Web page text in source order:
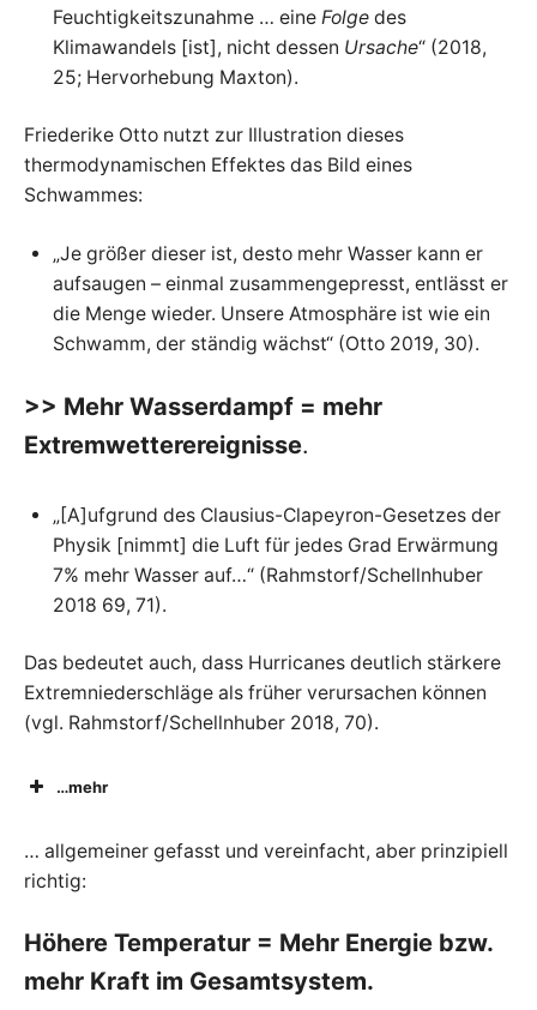
Feuchtigkeitszunahme … eine Folgedes
Klimawandels [ist], nicht dessen Ursache“ (2018,
25; Hervorhebung Maxton).
Friederike Otto nutzt zur Illustration dieses
thermodynamischen Effektes das Bild eines
Schwammes:
„Je größer dieser ist, desto mehr Wasser kann er
aufsaugen – einmal zusammengepresst, entlässt er
die Menge wieder. Unsere Atmosphäre ist wie ein
Schwamm, der ständig wächst“ (Otto 2019, 30).
>> Mehr Wasserdampf = mehr
Extremwetterereignisse.
„[A]ufgrund des Clausius-Clapeyron-Gesetzes der
Physik [nimmt] die Luft für jedes Grad Erwärmung
7% mehr Wasser auf…“ (Rahmstorf/Schellnhuber
2018 69, 71).
Das bedeutet auch, dass Hurricanes deutlich stärkere
Extremniederschläge als früher verursachen können
(vgl. Rahmstorf/Schellnhuber 2018, 70).
…mehr
… allgemeiner gefasst und vereinfacht, aber prinzipiell
richtig:
Höhere Temperatur = Mehr Energie bzw.
mehr Kraft im Gesamtsystem.